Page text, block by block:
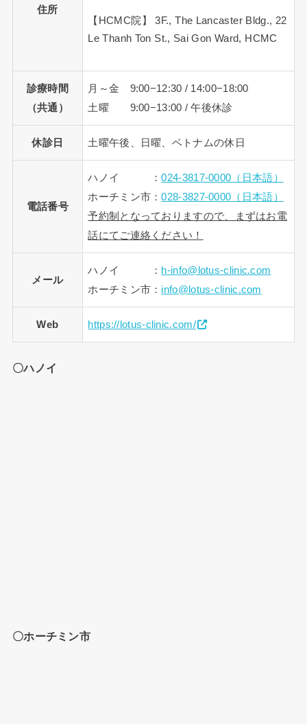
住所
【HCMC院】 3F., The Lancaster Bldg., 22
Le Thanh Ton St., Sai Gon Ward, HCMC
診療時間
（共通）
月～金 9:00−12:30 / 14:00−18:00
土曜 9:00−13:00 / 午後休診
休診日 土曜午後、日曜、ベトナムの休日
電話番号
ハノイ ：024-3817-0000（日本語）
ホーチミン市：028-3827-0000（日本語）
予約制となっておりますので、まずはお電
話にてご連絡ください！
メール
ハノイ ： h-info@lotus-clinic.com
ホーチミン市： info@lotus-clinic.com
Web https://lotus-clinic.com/
〇ハノイ
〇ホーチミン市